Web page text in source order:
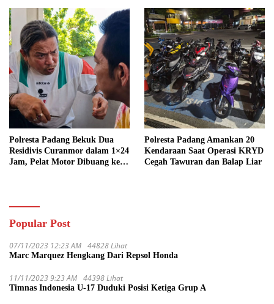
Polresta Padang Bekuk Dua
Residivis Curanmor dalam 1×24
Jam, Pelat Motor Dibuang ke
Polresta Padang Amankan 20
Kendaraan Saat Operasi KRYD
Cegah Tawuran dan Balap Liar
Popular Post
07/11/2023 12:23 AM 44828 Lihat
Marc Marquez Hengkang Dari Repsol Honda
11/11/2023 9:23 AM 44398 Lihat
Timnas Indonesia U-17 Duduki Posisi Ketiga Grup A